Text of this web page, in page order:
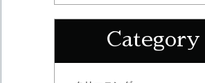
Category